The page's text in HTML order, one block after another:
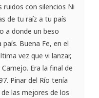
con silencios Ni
de tu raíz a tu país
a donde un beso
Buena Fe, en el
vez que vi lanzar,
Era la final de
Pinar del Río tenía
las mejores de los